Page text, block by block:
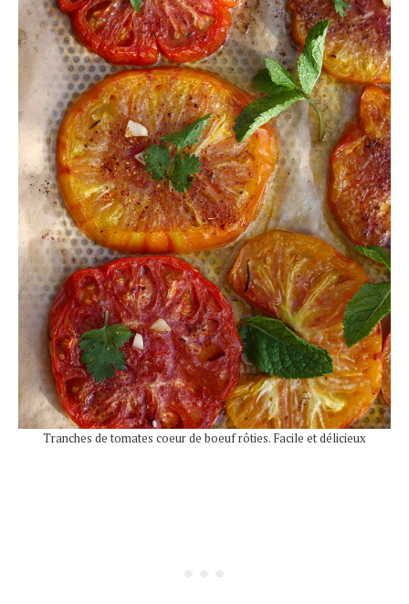
Tranches de tomates coeur de boeuf rôties. Facile et délicieux